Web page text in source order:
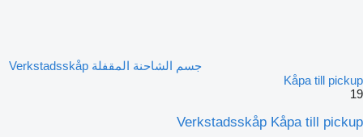
جسم الشاحنة المقفلة Verkstadsskåp
Kåpa till pickup
19
Verkstadsskåp Kåpa till pickup